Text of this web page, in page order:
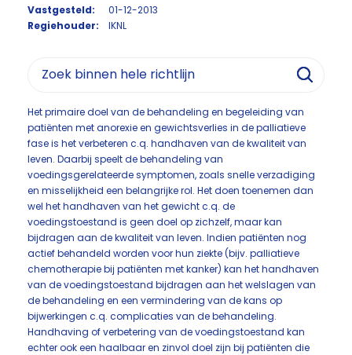
Vastgesteld:
01-12-2013
Regiehouder:
IKNL
Het primaire doel van de behandeling en begeleiding van
patiënten met anorexie en gewichtsverlies in de palliatieve
fase is het verbeteren c.q. handhaven van de kwaliteit van
leven. Daarbij speelt de behandeling van
voedingsgerelateerde symptomen, zoals snelle verzadiging
en misselijkheid een belangrijke rol. Het doen toenemen dan
wel het handhaven van het gewicht c.q. de
voedingstoestand is geen doel op zichzelf, maar kan
bijdragen aan de kwaliteit van leven. Indien patiënten nog
actief behandeld worden voor hun ziekte (bijv. palliatieve
chemotherapie bij patiënten met kanker) kan het handhaven
van de voedingstoestand bijdragen aan het welslagen van
de behandeling en een vermindering van de kans op
bijwerkingen c.q. complicaties van de behandeling.
Handhaving of verbetering van de voedingstoestand kan
echter ook een haalbaar en zinvol doel zijn bij patiënten die